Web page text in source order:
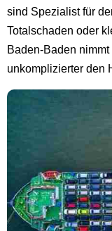
sind Spezialist für
Totalschaden oder
Baden-Baden
unkomplizierter den